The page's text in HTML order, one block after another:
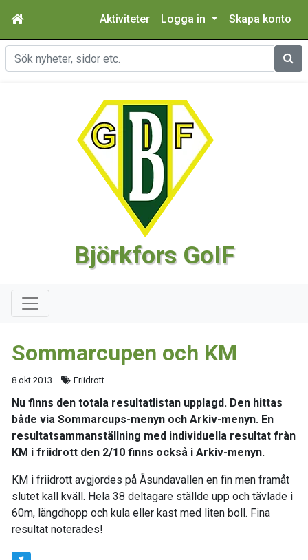
Aktiviteter Logga in Skapa konto
Sök
Björkfors GoIF
Sommarcupen och KM
8 okt 2013 Friidrott
Nu finns den totala resultatlistan upplagd. Den hittas
både via Sommarcups-menyn och Arkiv-menyn. En
resultatsammanställning med individuella resultat från
KM i friidrott den 2/10 finns också i Arkiv-menyn.
KM i friidrott avgjordes på Åsundavallen en fin men framåt
slutet kall kväll. Hela 38 deltagare ställde upp och tävlade i
60m, längdhopp och kula eller kast med liten boll. Fina
resultat noterades!